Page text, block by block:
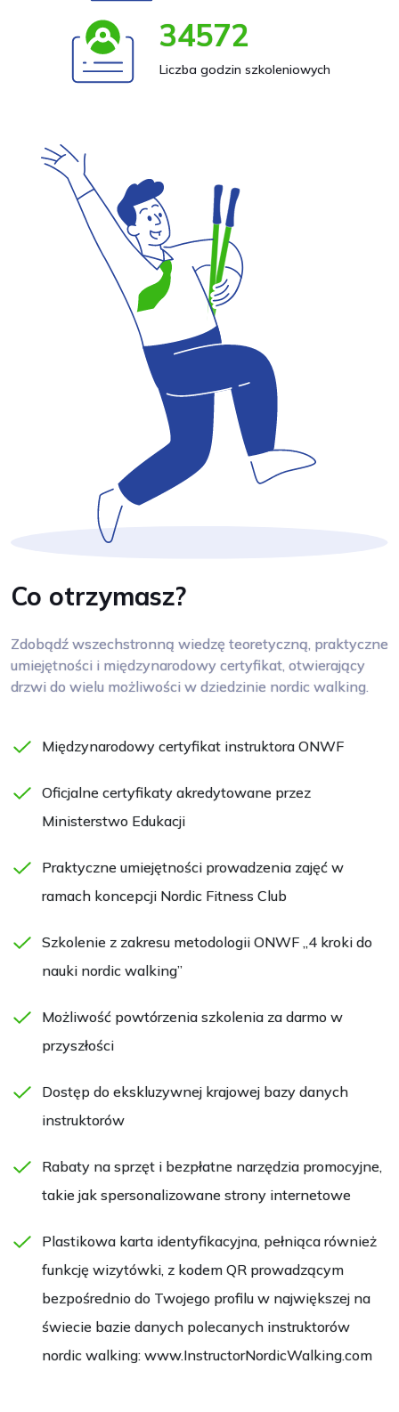
34572
Liczba godzin szkoleniowych
Co otrzymasz?
Zdobądź wszechstronną wiedzę teoretyczną, praktyczne
umiejętności i międzynarodowy certyfikat, otwierający
drzwi do wielu możliwości w dziedzinie nordic walking.
Międzynarodowy certyfikat instruktora ONWF
Oficjalne certyfikaty akredytowane przez
Ministerstwo Edukacji
Praktyczne umiejętności prowadzenia zajęć w
ramach koncepcji Nordic Fitness Club
Szkolenie z zakresu metodologii ONWF „4 kroki do
nauki nordic walking”
Możliwość powtórzenia szkolenia za darmo w
przyszłości
Dostęp do ekskluzywnej krajowej bazy danych
instruktorów
Rabaty na sprzęt i bezpłatne narzędzia promocyjne,
takie jak spersonalizowane strony internetowe
Plastikowa karta identyfikacyjna, pełniąca również
funkcję wizytówki, z kodem QR prowadzącym
bezpośrednio do Twojego profilu w największej na
świecie bazie danych polecanych instruktorów
nordic walking: www.InstructorNordicWalking.com